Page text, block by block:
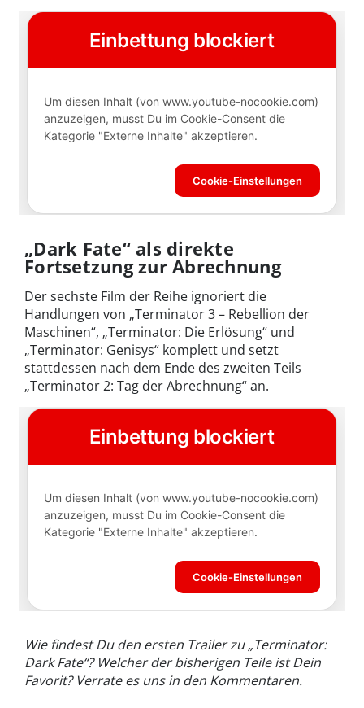
„Dark Fate“ als direkte
Fortsetzung zur Abrechnung
Der sechste Film der Reihe ignoriert die
Handlungen von „Terminator 3 – Rebellion der
Maschinen“, „Terminator: Die Erlösung“ und
„Terminator: Genisys“ komplett und setzt
stattdessen nach dem Ende des zweiten Teils
„Terminator 2: Tag der Abrechnung“ an.
Wie findest Du den ersten Trailer zu „Terminator:
Dark Fate“? Welcher der bisherigen Teile ist Dein
Favorit? Verrate es uns in den Kommentaren.